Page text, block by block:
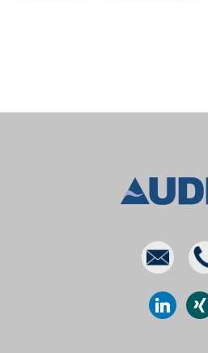
E-
mail
linkedinxing